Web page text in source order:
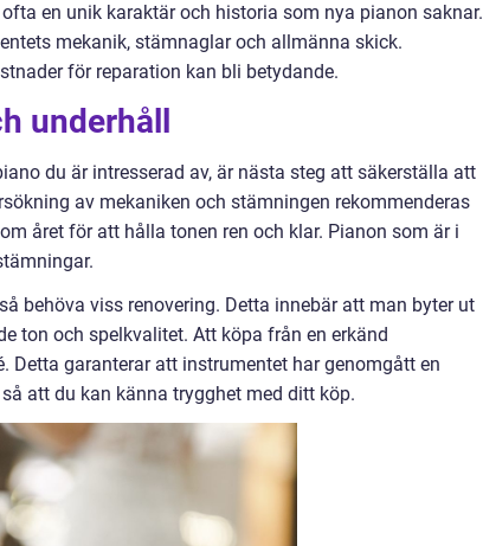
en unik karaktär och historia som nya pianon saknar.
mekanik, stämnaglar och allmänna skick.
för reparation kan bli betydande.
underhåll
du är intresserad av, är nästa steg att säkerställa att
av mekaniken och stämningen rekommenderas
året för att hålla tonen ren och klar. Pianon som är i
behöva viss renovering. Detta innebär att man byter ut
ton och spelkvalitet. Att köpa från en erkänd
Detta garanterar att instrumentet har genomgått en
att du kan känna trygghet med ditt köp.